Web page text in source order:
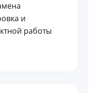
и
работы